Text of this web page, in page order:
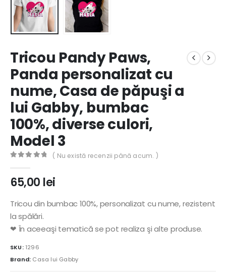
Tricou Pandy Paws,
Panda personalizat cu
nume, Casa de păpuşi a
lui Gabby, bumbac
100%, diverse culori,
Model 3
( Nu există recenzii până acum. )
65,00 lei
Tricou din bumbac 100%, personalizat cu nume, rezistent
la spălări.
❤ În aceeaşi tematică se pot realiza şi alte produse.
SKU: 1296
Brand: Casa lui Gabby